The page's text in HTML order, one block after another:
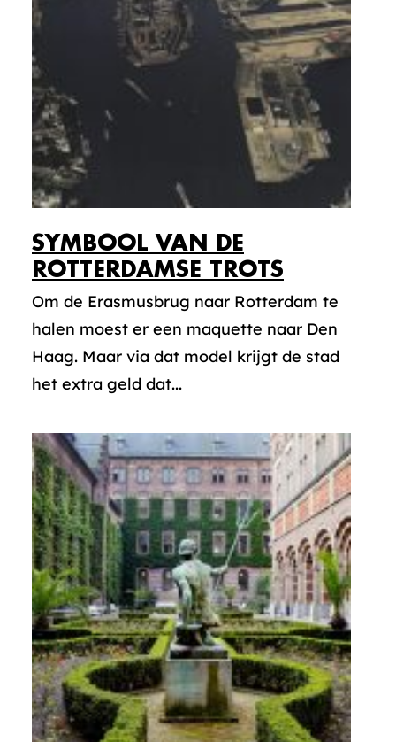
SYMBOOL VAN DE
ROTTERDAMSE TROTS
Om de Erasmusbrug naar Rotterdam te
halen moest er een maquette naar Den
Haag. Maar via dat model krijgt de stad
het extra geld dat...